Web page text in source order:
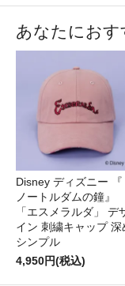
あなたにおす
Disney ディズニー 『
ノートルダムの鐘』
「エスメラルダ」 デ
イン 刺繍キャップ 深
シンプル
4,950円(税込)